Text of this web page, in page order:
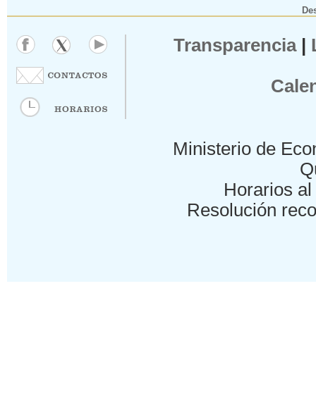
Transparencia|
Ministerio de
Horarios
Resolución